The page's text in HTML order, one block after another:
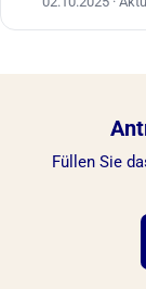
Füllen Sie